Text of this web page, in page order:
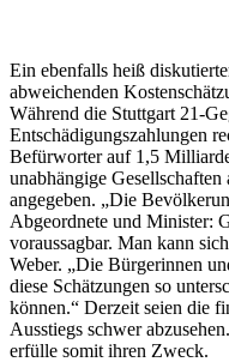
Ein ebenfalls heiß
abweichenden
Während die Stuttgart 21-
Entschädigungszahlungen
Befürworter auf 1,5
unabhängige
angegeben. „Die
Abgeordnete und Minister:
voraussagbar. Man kann
Weber. „Die Bürgerinnen
diese Schätzungen so
können.“ Derzeit seien die
Ausstiegs schwer
erfülle somit ihren Zweck.